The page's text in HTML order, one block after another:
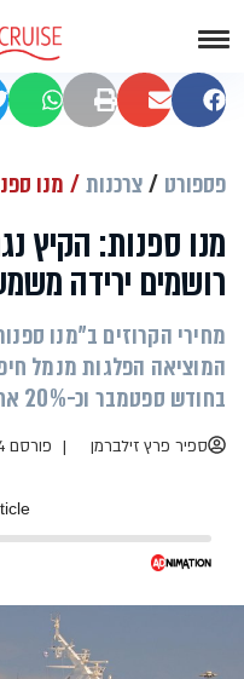
שתפו בפייסבוק
שתפו במיילהדפסהשתפו
פספורט צרכנות מנו ספנות:
מנו ספנות: הקיץ
רושמים ירידה
מחירי הקרוזים ב"מנו
בחודש ספטמבר וכ-20% אחרי חגי תשרי, בחודש נובמבר
ספיר פרץ זילברמן פורסם 26.08.24 | 15:06